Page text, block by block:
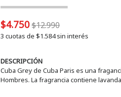
$4.750$12.990
3 cuotas de $1.584sin interés
DESCRIPCIÓN
Cuba Grey de Cuba Paris es una
Hombres. La fragrancia contiene